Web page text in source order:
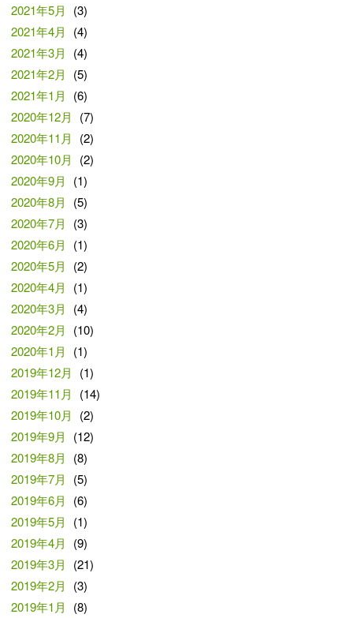
2021年5月
(3)
2021年4月
(4)
2021年3月
(4)
2021年2月
(5)
2021年1月
(6)
2020年12月
(7)
2020年11月
(2)
2020年10月
(2)
2020年9月
(1)
2020年8月
(5)
2020年7月
(3)
2020年6月
(1)
2020年5月
(2)
2020年4月
(1)
2020年3月
(4)
2020年2月
(10)
2020年1月
(1)
2019年12月
(1)
2019年11月
(14)
2019年10月
(2)
2019年9月
(12)
2019年8月
(8)
2019年7月
(5)
2019年6月
(6)
2019年5月
(1)
2019年4月
(9)
2019年3月
(21)
2019年2月
(3)
2019年1月
(8)